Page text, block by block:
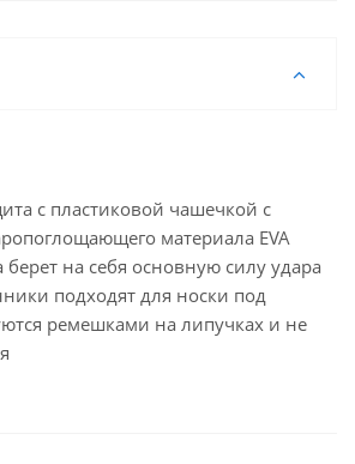
с пластиковой чашечкой с
материала EVA
берет на себя основную силу удара
подходят для носки под
ремешками на липучках и не